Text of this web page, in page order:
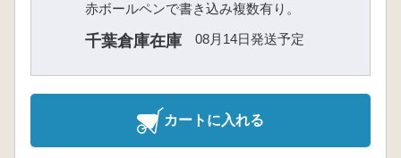
赤ボールペンで書き込み複数有り。
千葉倉庫在庫 08月14日発送予定
カートに入れる